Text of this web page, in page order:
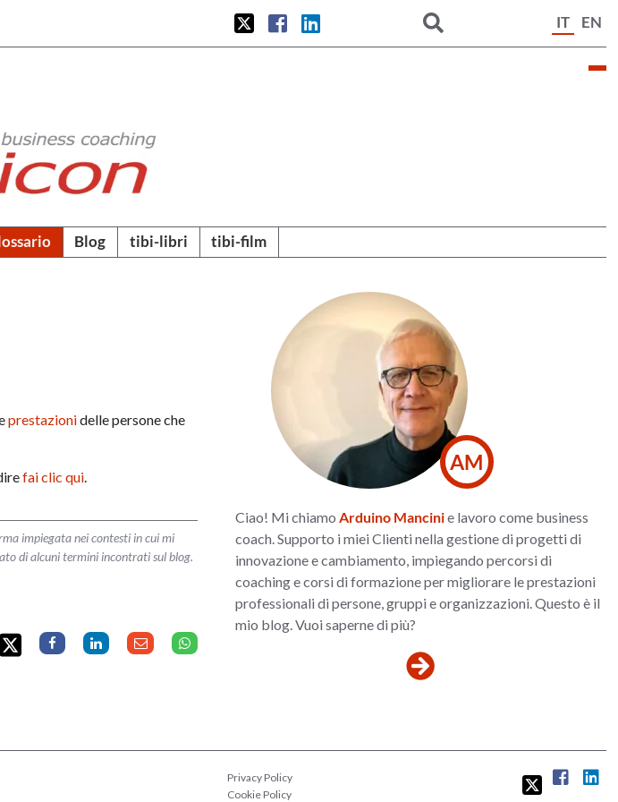
IT EN
Blog tibi-libri tibi-film
prestazionidelle persone che
fai clic qui.
impiegata nei contesti in cui mi
di alcuni termini incontrati sul blog.
AM
Ciao! Mi chiamo Arduino Mancinie lavoro come business
coach. Supporto i miei Clienti nella gestione di progetti di
innovazione e cambiamento, impiegando percorsi di
coaching e corsi di formazione per migliorare le prestazioni
professionali di persone, gruppi e organizzazioni. Questo è il
mio blog. Vuoi saperne di più?
Privacy Policy
Cookie Policy